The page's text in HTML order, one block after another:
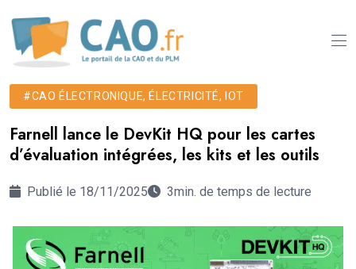
#CAO ÉLECTRONIQUE, ÉLECTRICITÉ, IOT
Farnell lance le DevKit HQ pour les cartes
d’évaluation intégrées, les kits et les outils
Publié le 18/11/2025 3min. de temps de lecture